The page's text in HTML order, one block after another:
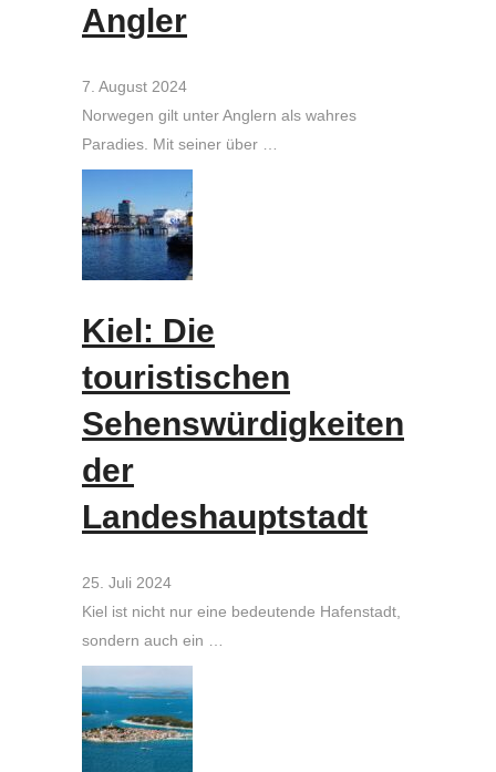
Angler
7. August 2024
Norwegen gilt unter Anglern als wahres
Paradies. Mit seiner über …
Kiel: Die
touristischen
Sehenswürdigkeiten
der
Landeshauptstadt
25. Juli 2024
Kiel ist nicht nur eine bedeutende Hafenstadt,
sondern auch ein …